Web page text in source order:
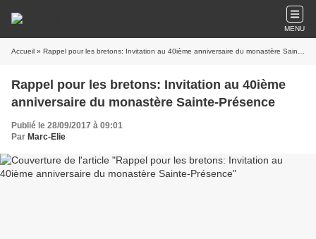
MENU
Accueil » Rappel pour les bretons: Invitation au 40ième anniversaire du monastère Sainte-Présence
Rappel pour les bretons: Invitation au 40ième
anniversaire du monastère Sainte-Présence
Publié le 28/09/2017 à 09:01
Par Marc-Elie